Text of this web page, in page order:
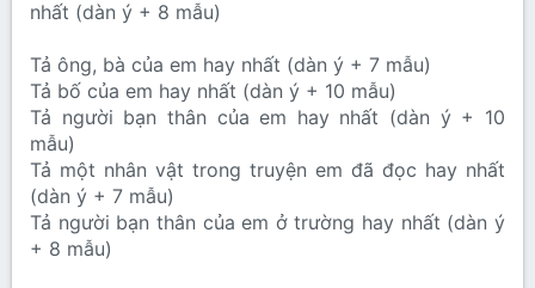
nhất (dàn ý + 8 mẫu)
Tả ông, bà của em hay nhất (dàn ý + 7 mẫu)
Tả bố của em hay nhất (dàn ý + 10 mẫu)
Tả người bạn thân của em hay nhất (dàn ý + 10
mẫu)
Tả một nhân vật trong truyện em đã đọc hay nhất
(dàn ý + 7 mẫu)
Tả người bạn thân của em ở trường hay nhất (dàn ý
+ 8 mẫu)